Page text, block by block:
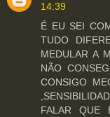
14:39
É EU SEI
TUDO
MEDULAR A
NÃO
CONSIGO
FALAR QUE